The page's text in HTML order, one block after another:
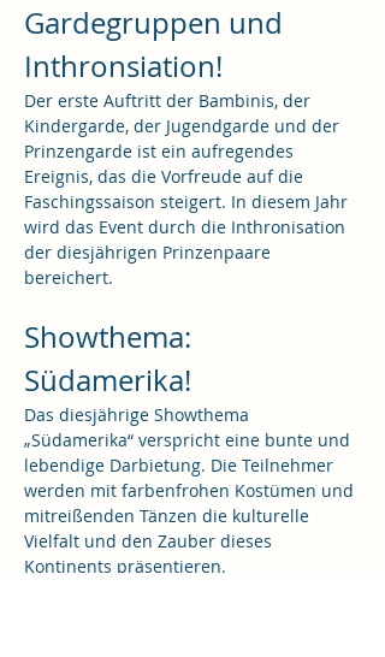
Gardegruppen und
Inthronsiation!
Der erste Auftritt der Bambinis, der
Kindergarde, der Jugendgarde und der
Prinzengarde ist ein aufregendes
Ereignis, das die Vorfreude auf die
Faschingssaison steigert. In diesem Jahr
wird das Event durch die Inthronisation
der diesjährigen Prinzenpaare
bereichert.
Showthema:
Südamerika!
Das diesjährige Showthema
„Südamerika“ verspricht eine bunte und
lebendige Darbietung. Die Teilnehmer
werden mit farbenfrohen Kostümen und
mitreißenden Tänzen die kulturelle
Vielfalt und den Zauber dieses
Kontinents präsentieren.